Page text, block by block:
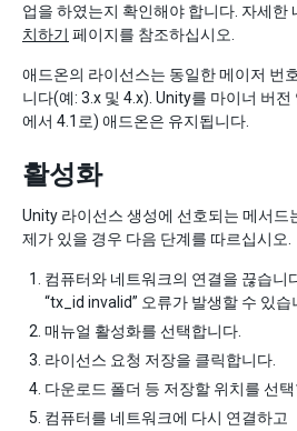
업을 하였는지 확인해야 합니다. 자세한
치하기 페이지를 참조하십시오.
애드온의 라이선스는 동일한 메이저 번
니다(예: 3.x 및 4.x). Unity를 마이너 버
에서 4.1로) 애드온은 유지됩니다.
활성화
Unity 라이선스 생성에 선호되는 메서드
제가 있을 경우 다음 단계를 따르십시오.
컴퓨터와 네트워크의 연결을 끊습니
“tx_id invalid” 오류가 발생할 수 있습
매뉴얼 활성화를 선택합니다.
라이선스 요청 저장을 클릭합니다.
다운로드 폴더 등 저장할 위치를 선택
컴퓨터를 네트워크에 다시 연결하고